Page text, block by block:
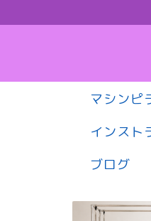
マシンピ
インスト
ブログ